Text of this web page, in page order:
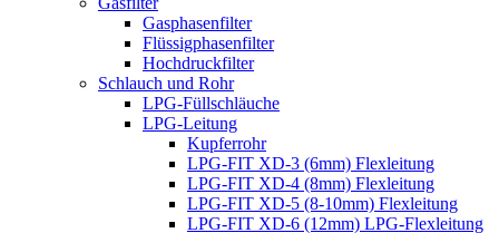
Gasphasenfilter
Flüssigphasenfilter
Hochdruckfilter
Schlauch und Rohr
LPG-Füllschläuche
LPG-Leitung
Kupferrohr
LPG-FIT XD-3 (6mm) Flexleitung
LPG-FIT XD-4 (8mm) Flexleitung
LPG-FIT XD-5 (8-10mm) Flexleitung
LPG-FIT XD-6 (12mm) LPG-Flexleitung